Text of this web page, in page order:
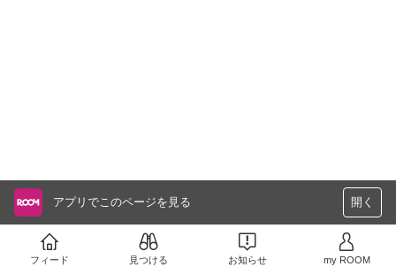
アプリでこのページを見る 開く
フィード 見つける お知らせ my ROOM